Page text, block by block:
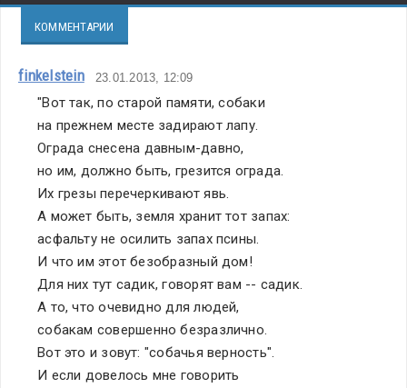
КОММЕНТАРИИ
finkelstein 23.01.2013, 12:09
"Вот так, по старой памяти, собаки
на прежнем месте задирают лапу.
Ограда снесена давным-давно,
но им, должно быть, грезится ограда.
Их грезы перечеркивают явь.
А может быть, земля хранит тот запах:
асфальту не осилить запах псины.
И что им этот безобразный дом!
Для них тут садик, говорят вам -- садик.
А то, что очевидно для людей,
собакам совершенно безразлично.
Вот это и зовут: "собачья верность".
И если довелось мне говорить